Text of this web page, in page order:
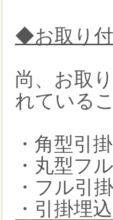
◆お取り
尚、お取
れている
・角型引
・丸型フ
・フル引
・引掛埋